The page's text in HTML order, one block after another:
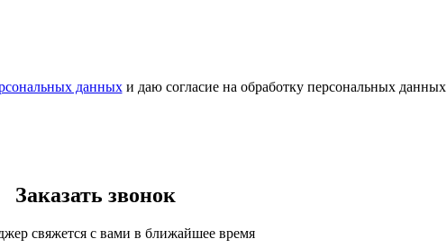
данныхи даю согласие на обработку персональных данных
Заказать звонок
свяжется с вами в ближайшее время